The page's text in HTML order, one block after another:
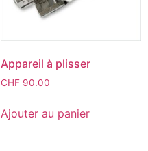
Appareil à plisser
CHF90.00
Ajouter au panier